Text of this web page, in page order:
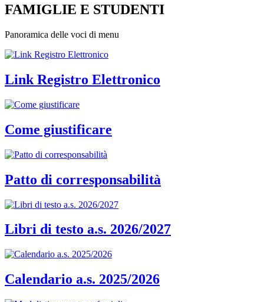
FAMIGLIE E STUDENTI
Panoramica delle voci di menu
Link Registro Elettronico
Come giustificare
Patto di corresponsabilità
Libri di testo a.s. 2026/2027
Calendario a.s. 2025/2026